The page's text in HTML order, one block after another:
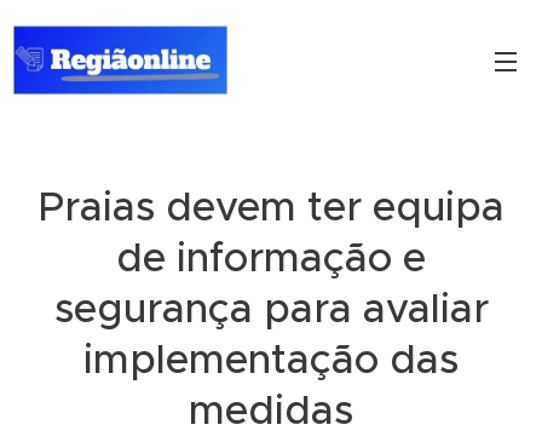
Praias devem ter equipa
de informação e
segurança para avaliar
implementação das
medidas